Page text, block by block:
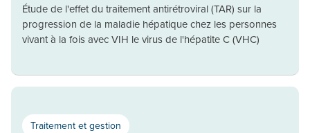
Étude de l'effet du traitement antirétroviral (TAR) sur la
progression de la maladie hépatique chez les personnes
vivant à la fois avec VIH le virus de l'hépatite C (VHC)
Traitement et gestion